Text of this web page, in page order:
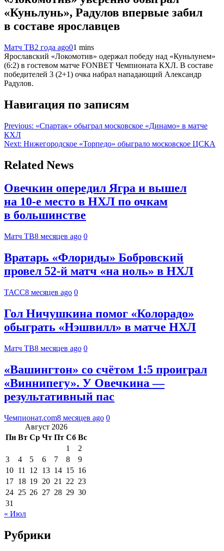
«Куньлунь», Радулов впервые забил
в составе ярославцев
Матч ТВ2 года ago01 mins
Ярославский «Локомотив» одержал победу над «Куньлунем»
(6:2) в гостевом матче FONBET Чемпионата КХЛ. В составе
победителей 3 (2+1) очка набрал нападающий Александр
Радулов.
Навигация по записям
Previous: «Спартак» обыграл московское «Динамо» в матче
КХЛ
Next: Нижегородское «Торпедо» обыграло московское ЦСКА
Related News
Овечкин опередил Ягра и вышел
на 10‑е место в НХЛ по очкам
в большинстве
Матч ТВ8 месяцев ago 0
Вратарь «Флориды» Бобровский
провел 52-й матч «на ноль» в НХЛ
ТАСС8 месяцев ago 0
Гол Ничушкина помог «Колорадо»
обыграть «Нэшвилл» в матче НХЛ
Матч ТВ8 месяцев ago 0
«Вашингтон» со счётом 1:5 проиграл
«Виннипегу». У Овечкина —
результативный пас
Чемпионат.com8 месяцев ago 0
Август 2026
Пн Вт Ср Чт Пт Сб Вс
1
2
3
4 5 6 7 8
9
10 11 12 13 14 15 16
17 18 19 20 21 22 23
24 25 26 27 28 29 30
31
« Июл
Рубрики